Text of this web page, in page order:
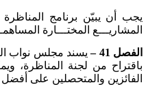
يجب أن يبيّن برنامج المناظرة
المشاريـــع المختـــارة
الفصل 41 –
يسند مجلس نواب
باقتراح من لجنة المناظرة،
الفائزين والمتحصلين على أفضل